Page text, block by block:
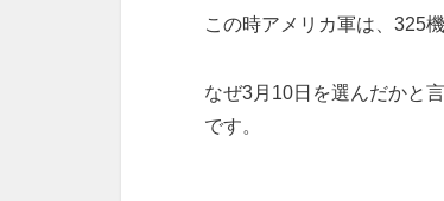
この時アメリカ軍は、325
なぜ3月10日を選んだかと
です。